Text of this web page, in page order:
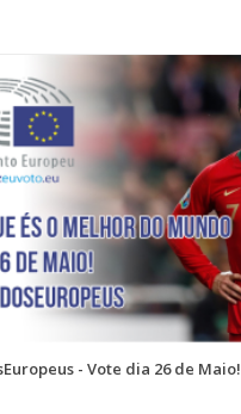
- Vote dia 26 de Maio!